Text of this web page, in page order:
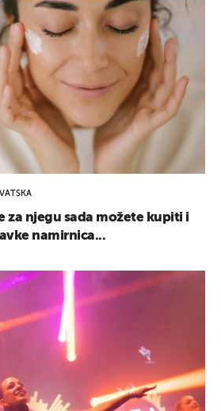
za njegu sada možete kupiti i
namirnica...